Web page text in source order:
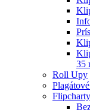
35
Roll Upy